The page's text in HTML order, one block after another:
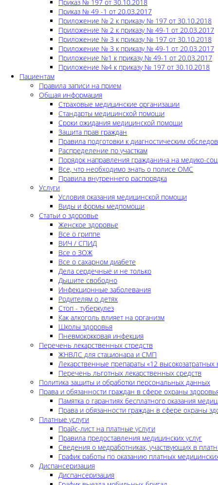
Приказ № 197 от 30.10.2018
Приказ № 49 -1 от 20.03.2017
Приложение № 2 к приказу № 197 от 30.10.2018
Приложение № 2 к приказу № 49-1 от 20.03.2017
Приложение № 3 к приказу № 197 от 30.10.2018
Приложение № 3 к приказу № 49-1 от 20.03.2017
Приложение №1 к приказу № 49-1 от 20.03.2017
Приложение №4 к приказу № 197 от 30.10.2018
Пациентам
Правила записи на прием
Общая информация
Страховые медицинские организации
Стандарты медицинской помощи
Сроки ожидания медицинской помощи
Защита прав граждан
Правила подготовки к диагностическим
Распределение по участкам
Порядок направления гражданина на медико-
Все, что необходимо знать о полисе ОМС
Правила внутреннего распорядка
Услуги
Условия оказания медицинской помощи
Виды и формы медпомощи
Статьи о здоровье
Женское здоровье
Все о гриппе
ВИЧ / СПИД
Все о ЗОЖ
Все о сахарном диабете
Дела сердечные и не только
Дышите свободно
Инфекционные заболевания
Родителям о детях
Стоп - туберкулез
Как алкоголь влияет на организм
Школы здоровья
Пневмококковая инфекция
Перечень лекарственных стредств
ЖНВЛС для стационара и СМП
Лекарственные препараты «12 высокозатратных
Перечень льготных лекарственных средств
Политика защиты и обработки персональных данных
Права и обязанности граждан в сфере охраны
Памятка о гарантиях бесплатного оказания
Права и обязанности граждан в сфере охраны
Платные услуги
Прайс-лист на платные услуги
Правила предоставления медицинских услуг
Сведения о медработниках, участвующих в
График работы по оказанию платных
Диспансеризация
Диспансеризация